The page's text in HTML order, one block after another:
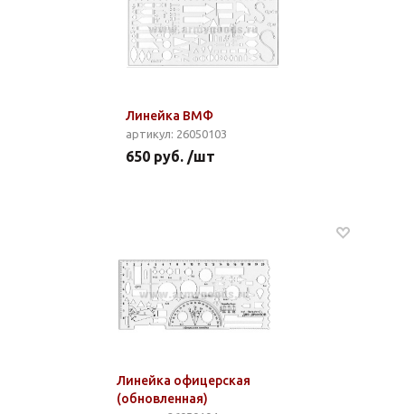
Линейка ВМФ
артикул: 26050103
650 руб. /шт
Линейка офицерская
(обновленная)